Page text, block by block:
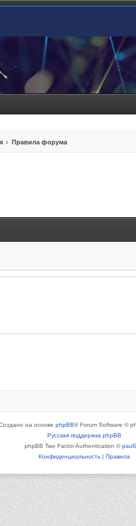
Правила форума
на основе phpBB® Forum Software ©
Русская поддержка phpBB
phpBB Two Factor Authentication ©
Конфиденциальность| Правила